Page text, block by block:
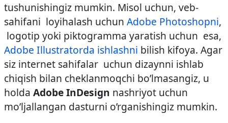
tushunishingiz mumkin. Misol uchun, veb-
sahifani loyihalash uchun Adobe Photoshopni,
logotip yoki piktogramma yaratish uchun esa,
Adobe Illustratorda ishlashni bilish kifoya. Agar
siz internet sahifalar uchun dizaynni ishlab
chiqish bilan cheklanmoqchi bo’lmasangiz, u
holda Adobe InDesign nashriyot uchun
mo’ljallangan dasturni o’rganishingiz mumkin.